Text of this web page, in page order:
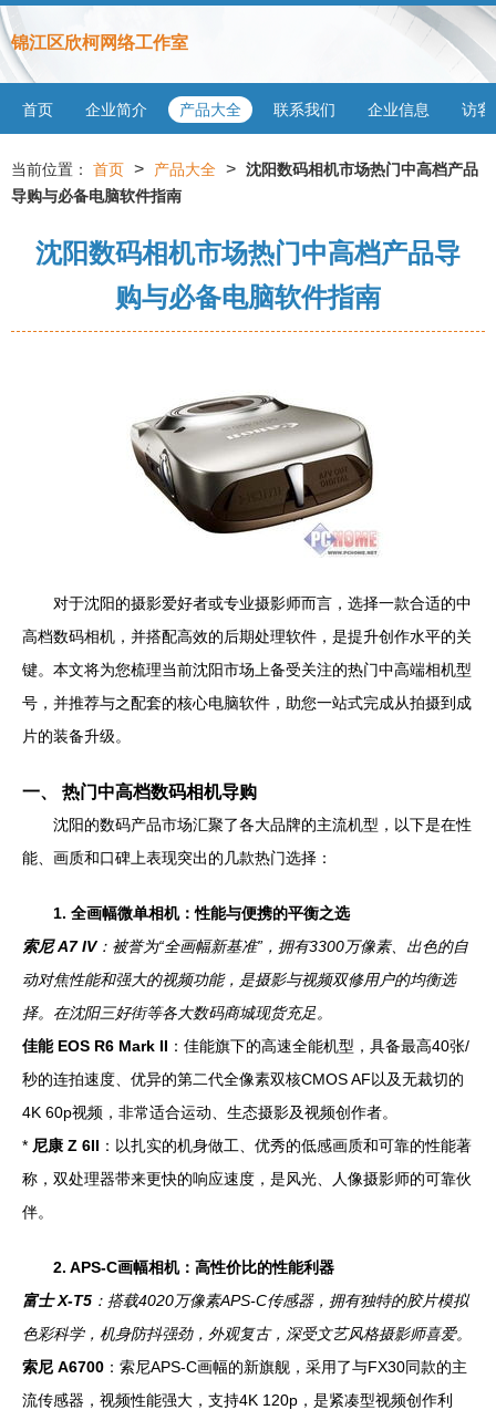
锦江区欣柯网络工作室
首页 企业简介 产品大全 联系我们 企业信息 访客
当前位置： 首页 > 产品大全 > 沈阳数码相机市场热门中高档产品
导购与必备电脑软件指南
沈阳数码相机市场热门中高档产品导
购与必备电脑软件指南
对于沈阳的摄影爱好者或专业摄影师而言，选择一款合适的中
高档数码相机，并搭配高效的后期处理软件，是提升创作水平的关
键。本文将为您梳理当前沈阳市场上备受关注的热门中高端相机型
号，并推荐与之配套的核心电脑软件，助您一站式完成从拍摄到成
片的装备升级。
一、 热门中高档数码相机导购
沈阳的数码产品市场汇聚了各大品牌的主流机型，以下是在性
能、画质和口碑上表现突出的几款热门选择：
1. 全画幅微单相机：性能与便携的平衡之选
索尼 A7 IV：被誉为“全画幅新基准”，拥有3300万像素、出色的自
动对焦性能和强大的视频功能，是摄影与视频双修用户的均衡选
择。在沈阳三好街等各大数码商城现货充足。
佳能 EOS R6 Mark II ：佳能旗下的高速全能机型，具备最高40张/
秒的连拍速度、优异的第二代全像素双核CMOS AF以及无裁切的
4K 60p视频，非常适合运动、生态摄影及视频创作者。
* 尼康 Z 6II ：以扎实的机身做工、优秀的低感画质和可靠的性能著
称，双处理器带来更快的响应速度，是风光、人像摄影师的可靠伙
伴。
2. APS-C画幅相机：高性价比的性能利器
富士 X-T5 ：搭载4020万像素APS-C传感器，拥有独特的胶片模拟
色彩科学，机身防抖强劲，外观复古，深受文艺风格摄影师喜爱。
索尼 A6700 ：索尼APS-C画幅的新旗舰，采用了与FX30同款的主
流传感器，视频性能强大，支持4K 120p，是紧凑型视频创作利